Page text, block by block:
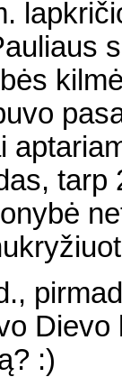
tarp
:)